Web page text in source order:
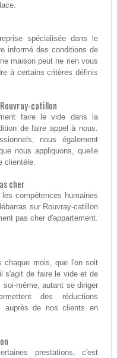
spécialisée dans le
informé des conditions de
maison peut ne rien vous
à certains critères définis
catillon
faire le vide dans la
de faire appel à nous.
nous également
nous appliquons, quelle
clientèle.
cher
compétences humaines
sur Rouvray-catillon
pas cher d'appartement.
chaque mois, que l'on soit
s'agit de faire le vide et de
même, autant se diriger
des réductions
auprès de nos clients en
prestations, c'est